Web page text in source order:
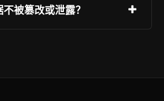
绑定+动态令牌双校验机制，
被篡改或泄露？
钥任选），并生成不可篡改的